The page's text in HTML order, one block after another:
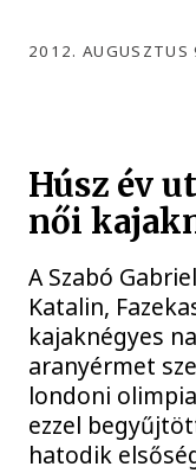
2012. AUGUSZTUS
Húsz év
női
A Szabó
Katalin,
kajaknégyes
aranyérmet
londoni
ezzel
hatodik